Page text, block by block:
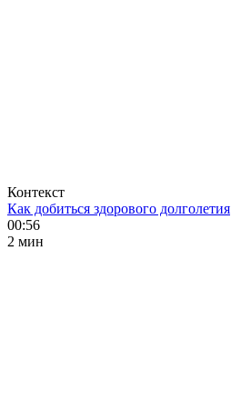
Контекст
Как добиться здорового долголетия
00:56
2 мин